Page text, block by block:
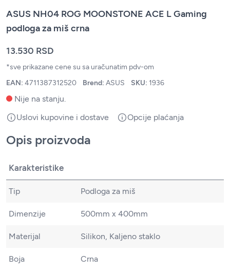
ASUS NH04 ROG MOONSTONE ACE L Gaming
podloga za miš crna
13.530 RSD
*sve prikazane cene su sa uračunatim pdv-om
EAN: 4711387312520 Brend: ASUS SKU: 1936
Nije na stanju.
Uslovi kupovine i dostave
Opcije plaćanja
Opis proizvoda
Karakteristike
Tip Podloga za miš
Dimenzije 500mm x 400mm
Materijal Silikon, Kaljeno staklo
Boja Crna